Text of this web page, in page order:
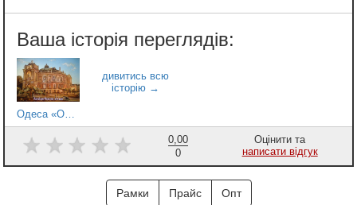
Одеса «Оперний театр»
0,00
0
Оцінити та
написати відгук
Рамки Прайс Опт